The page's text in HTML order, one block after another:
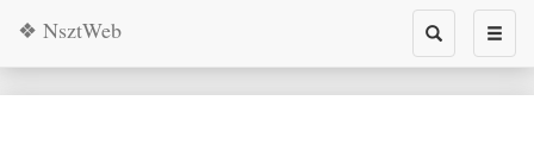
Toggle
search
❖ NsztWeb